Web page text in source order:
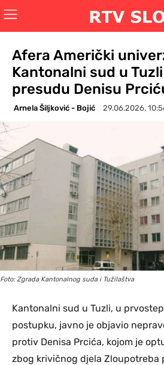
Afera Američki
Kantonalni sud u
presudu Denisu
Arnela Šiljković - Bojić 29.06.2026.
Foto: Zgrada Kantonalnog suda i Tužilaštva
Kantonalni sud u Tuzli, u
postupku, javno je objavio
protiv Denisa Prcića, kojom je
zbog krivičnog djela Zloupotreba